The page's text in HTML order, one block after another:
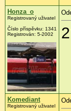
Honza_o
Registrovaný uživatel
Číslo příspěvku: 1341
Registrován: 5-2002
Komediant
Registrovaný uživatel